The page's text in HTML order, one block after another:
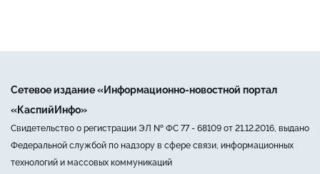
Сетевое издание «Информационно-новостной портал
«КаспийИнфо»
Свидетельство о регистрации ЭЛ № ФС 77 - 68109 от 21.12.2016, выдано
Федеральной службой по надзору в сфере связи, информационных
технологий и массовых коммуникаций